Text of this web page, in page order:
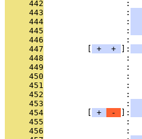
     442
:
     443
                 :
     444
                 :
     445
                 :
     446
:
     447
+ + ]:
     448
:
     449
:
     450
:
     451
:
     452
:
     453
                 :
     454
+ - ]:
     455
:
     456
: